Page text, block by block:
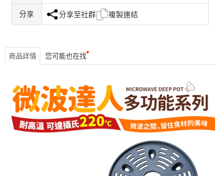
分享 分享至社群 複製連結
商品詳情 您可能也在找